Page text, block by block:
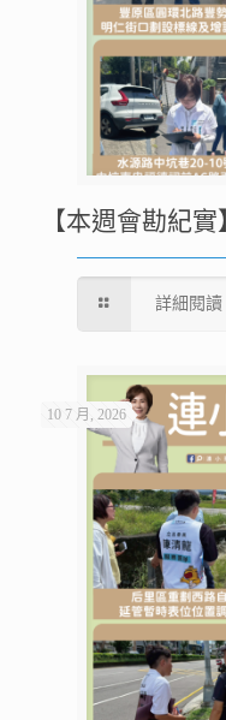
【本週會勘紀實
詳細閱讀
10 7 月, 2026